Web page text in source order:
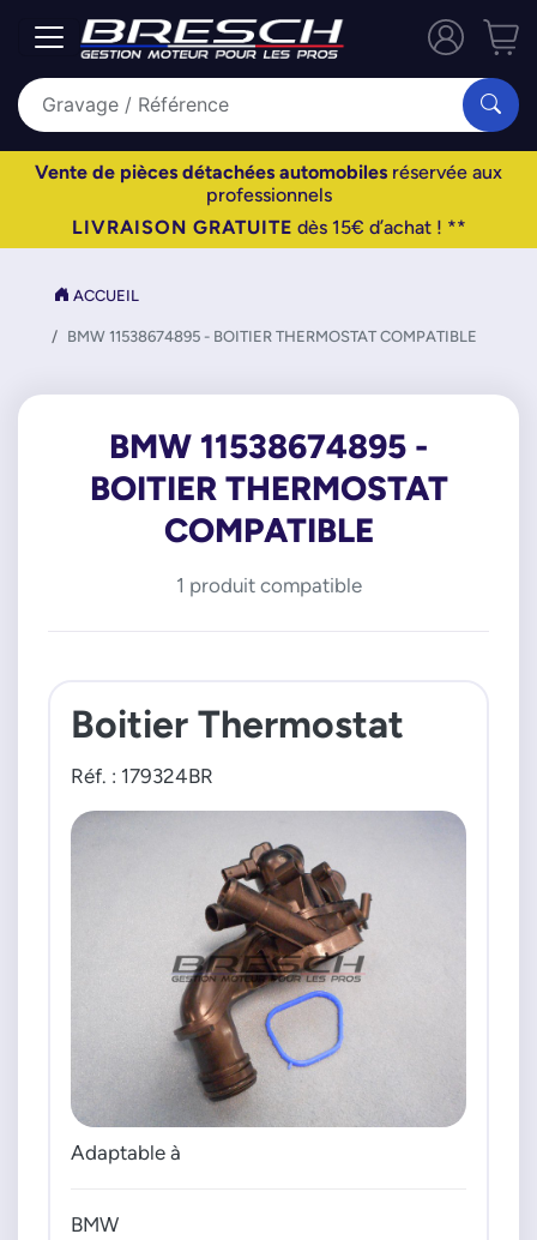
Vente de pièces détachées automobiles réservée aux
professionnels
LIVRAISON GRATUITE dès 15€ d’achat ! **
ACCUEIL
BMW 11538674895 - BOITIER THERMOSTAT COMPATIBLE
BMW 11538674895 -
BOITIER THERMOSTAT
COMPATIBLE
1 produit compatible
Boitier Thermostat
Réf. : 179324BR
Adaptable à
BMW